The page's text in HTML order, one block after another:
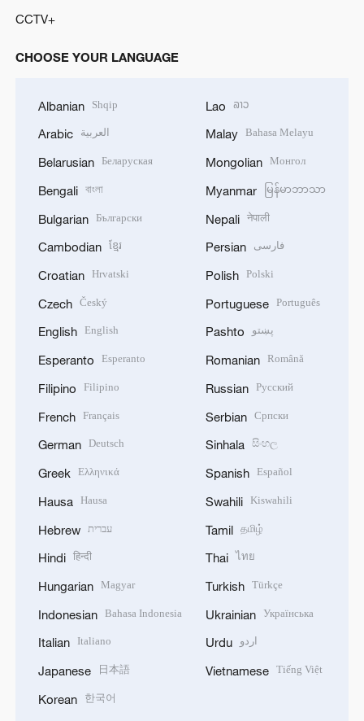
CCTV+
CHOOSE YOUR LANGUAGE
Albanian Shqip
Arabic العربية
Belarusian Беларуская
Bengali বাংলা
Bulgarian Български
Cambodian ខ្មែរ
Croatian Hrvatski
Czech Český
English English
Esperanto Esperanto
Filipino Filipino
French Français
German Deutsch
Greek Ελληνικά
Hausa Hausa
Hebrew עברית
Hindi हिन्दी
Hungarian Magyar
Indonesian Bahasa Indonesia
Italian Italiano
Japanese 日本語
Korean 한국어
Lao ລາວ
Malay Bahasa Melayu
Mongolian Монгол
Myanmar မြန်မာဘာသာ
Nepali नेपाली
Persian فارسی
Polish Polski
Portuguese Português
Pashto پښتو
Romanian Română
Russian Русский
Serbian Српски
Sinhala සිංහල
Spanish Español
Swahili Kiswahili
Tamil தமிழ்
Thai ไทย
Turkish Türkçe
Ukrainian Українська
Urdu اردو
Vietnamese Tiếng Việt